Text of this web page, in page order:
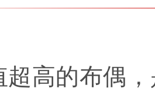
超高的布偶